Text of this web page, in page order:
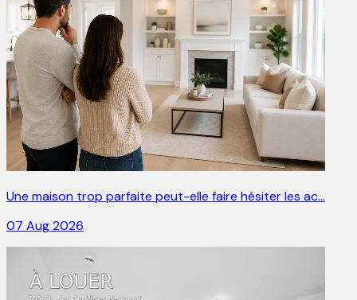
Une maison trop parfaite peut-elle faire hésiter les ac…
07 Aug 2026